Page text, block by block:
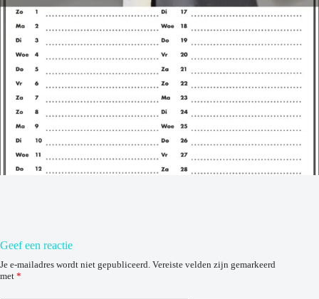
Geef een reactie
Je e-mailadres wordt niet gepubliceerd. Vereiste velden zijn gemarkeerd
met *